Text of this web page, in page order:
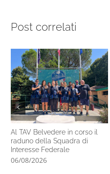
Post correlati
Al TAV Belvedere in corso il
raduno della Squadra di
Interesse Federale
06/08/2026